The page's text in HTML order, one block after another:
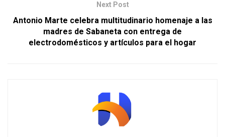
Next Post
Antonio Marte celebra multitudinario homenaje a las
madres de Sabaneta con entrega de
electrodomésticos y artículos para el hogar